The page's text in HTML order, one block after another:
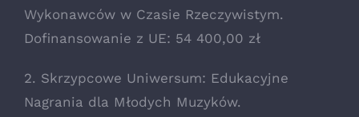
Wykonawców w Czasie Rzeczywistym.
Dofinansowanie z UE: 54 400,00 zł
2. Skrzypcowe Uniwersum: Edukacyjne
Nagrania dla Młodych Muzyków.